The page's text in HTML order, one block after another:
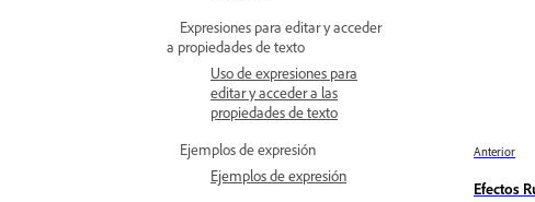
Expresiones para editar y acceder
a propiedades de texto
Uso de expresiones para
editar y acceder a las
propiedades de texto
Ejemplos de expresión
Ejemplos de expresión
Anterior
Efectos